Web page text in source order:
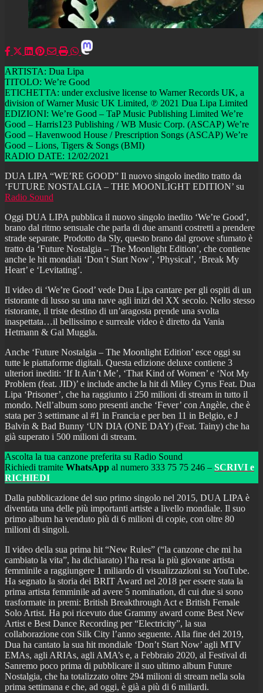
ARTISTA: Dua Lipa
TITOLO: We’re Good
ETICHETTA: under exclusive license to Warner Records UK, a
division of Warner Music UK Limited, ℗ 2021 Dua Lipa Limited
EDIZIONI: We’re Good – TaP Music Publishing Limited We’re
Good – Harris123 Publishing / WB Music Corp. (ASCAP) We’re
Good – Havenwood House / Prescription Songs (ASCAP) We’re
Good – Lions, Tigers & Songs (BMI)
RADIO DATE: 12/02/2021
DUA LIPA “WE’RE GOOD” Il nuovo singolo inedito tratto da
‘FUTURE NOSTALGIA – THE MOONLIGHT EDITION’ su
Radio Sound
Oggi DUA LIPA pubblica il nuovo singolo inedito ‘We’re Good’,
brano dal ritmo sensuale che parla di due amanti costretti a prendere
strade separate. Prodotto da Sly, questo brano dal groove sfumato è
tratto da ‘Future Nostalgia – The Moonlight Edition’, che contiene
anche le hit mondiali ‘Don’t Start Now’, ‘Physical’, ‘Break My
Heart’ e ‘Levitating’.
Il video di ‘We’re Good’ vede Dua Lipa cantare per gli ospiti di un
ristorante di lusso su una nave agli inizi del XX secolo. Nello stesso
ristorante, il triste destino di un’aragosta prende una svolta
inaspettata…il bellissimo e surreale video è diretto da Vania
Hetmann & Gal Muggla.
Anche ‘Future Nostalgia – The Moonlight Edition’ esce oggi su
tutte le piattaforme digitali. Questa edizione deluxe contiene 3
ulteriori inediti: ‘If It Ain’t Me’, ‘That Kind of Women’ e ‘Not My
Problem (feat. JID)’ e include anche la hit di Miley Cyrus Feat. Dua
Lipa ‘Prisoner’, che ha raggiunto i 250 milioni di stream in tutto il
mondo. Nell’album sono presenti anche ‘Fever’ con Angèle, che è
stata per 3 settimane al #1 in Francia e per ben 11 in Belgio, e J
Balvin & Bad Bunny ‘UN DIA (ONE DAY) (Feat. Tainy) che ha
già superato i 500 milioni di stream.
Ascolta la tua canzone preferita su Radio Sound
Richiedi tramite WhatsApp al numero 333 75 75 246 – SCRIVI e
RICHIEDI
Dalla pubblicazione del suo primo singolo nel 2015, DUA LIPA è
diventata una delle più importanti artiste a livello mondiale. Il suo
primo album ha venduto più di 6 milioni di copie, con oltre 80
milioni di singoli.
Il video della sua prima hit “New Rules” (“la canzone che mi ha
cambiato la vita”, ha dichiarato) l’ha resa la più giovane artista
femminile a raggiungere 1 miliardo di visualizzazioni su YouTube.
Ha segnato la storia dei BRIT Award nel 2018 per essere stata la
prima artista femminile ad avere 5 nomination, di cui due si sono
trasformate in premi: British Breakthrough Act e British Female
Solo Artist. Ha poi ricevuto due Grammy award come Best New
Artist e Best Dance Recording per “Electricity”, la sua
collaborazione con Silk City l’anno seguente. Alla fine del 2019,
Dua ha cantato la sua hit mondiale ‘Don’t Start Now’ agli MTV
EMAs, agli ARIAs, agli AMA’s e, a Febbraio 2020, al Festival di
Sanremo poco prima di pubblicare il suo ultimo album Future
Nostalgia, che ha totalizzato oltre 294 milioni di stream nella sola
prima settimana e che, ad oggi, è già a più di 6 miliardi.